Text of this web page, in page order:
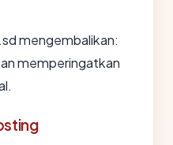
mengembalikan:
memperingatkan